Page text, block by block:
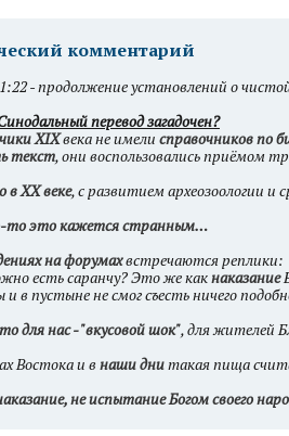
комментарий
- продолжение установлений о
перевод загадочен?
XIXвека не имели справочников по
текст, они воспользовались приёмом
в XX веке, с развитием археозоологии
то это кажется странным…
на форумахвстречаются реплики:
есть саранчу? Это же какнаказание
и в пустыне не смог съесть ничего
для нас - "вкусовой шок", для жителей
Востока и внаши днитакая пища
не испытание Богом своего